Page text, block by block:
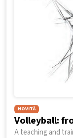
NOVITÀ
Volleyball:
A teaching and